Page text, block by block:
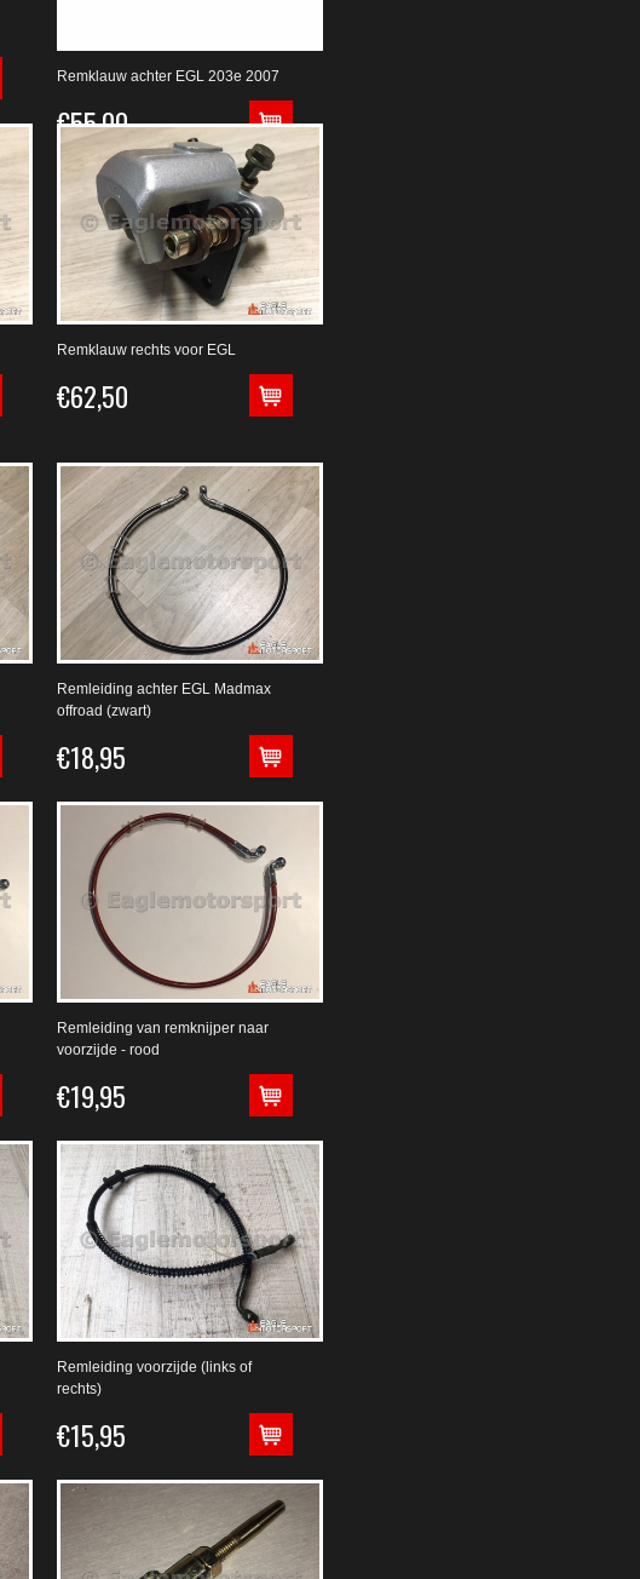
Remklauw achter EGL 203e 2007
€55,00
Remklauw rechts voor EGL
€62,50
Remleiding achter EGL Madmax
offroad (zwart)
€18,95
Remleiding van remknijper naar
voorzijde - rood
€19,95
Remleiding voorzijde (links of
rechts)
€15,95